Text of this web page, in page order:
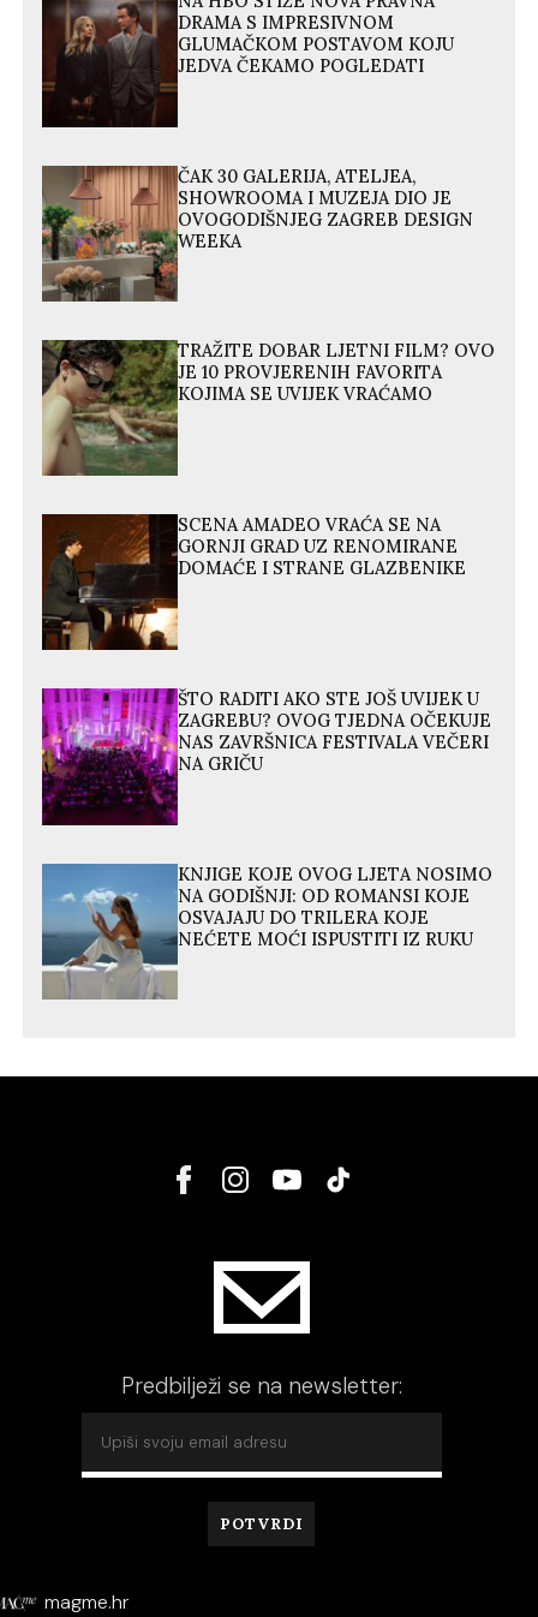
DRAMA S IMPRESIVNOM
GLUMAČKOM POSTAVOM KOJU
JEDVA ČEKAMO POGLEDATI
ČAK 30 GALERIJA, ATELJEA,
SHOWROOMA I MUZEJA DIO JE
OVOGODIŠNJEG ZAGREB DESIGN
WEEKA
TRAŽITE DOBAR LJETNI FILM? OVO
JE 10 PROVJERENIH FAVORITA
KOJIMA SE UVIJEK VRAĆAMO
SCENA AMADEO VRAĆA SE NA
GORNJI GRAD UZ RENOMIRANE
DOMAĆE I STRANE GLAZBENIKE
ŠTO RADITI AKO STE JOŠ UVIJEK U
ZAGREBU? OVOG TJEDNA OČEKUJE
NAS ZAVRŠNICA FESTIVALA VEČERI
NA GRIČU
KNJIGE KOJE OVOG LJETA NOSIMO
NA GODIŠNJI: OD ROMANSI KOJE
OSVAJAJU DO TRILERA KOJE
NEĆETE MOĆI ISPUSTITI IZ RUKU
Predbilježi se na newsletter:
magme.hr